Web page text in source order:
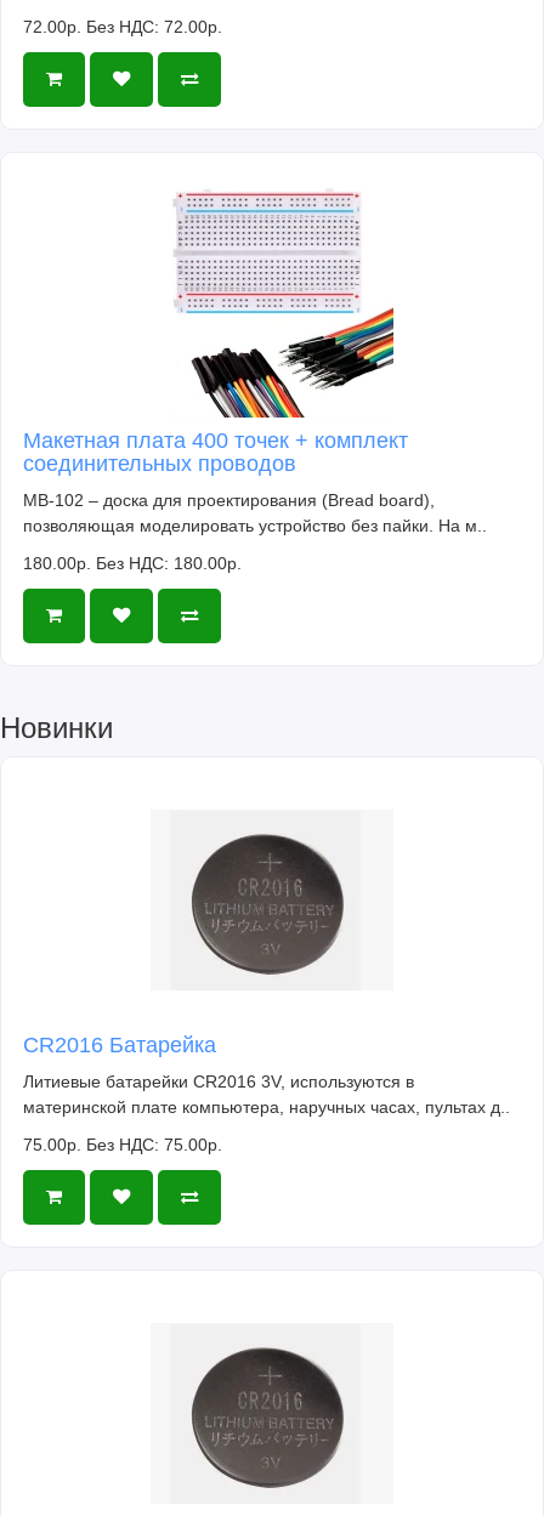
72.00р. Без НДС: 72.00р.
Макетная плата 400 точек + комплект
соединительных проводов
MB-102 – доска для проектирования (Bread board),
позволяющая моделировать устройство без пайки. На м..
180.00р. Без НДС: 180.00р.
Новинки
CR2016 Батарейка
Литиевые батарейки CR2016 3V, используются в
материнской плате компьютера, наручных часах, пультах д..
75.00р. Без НДС: 75.00р.